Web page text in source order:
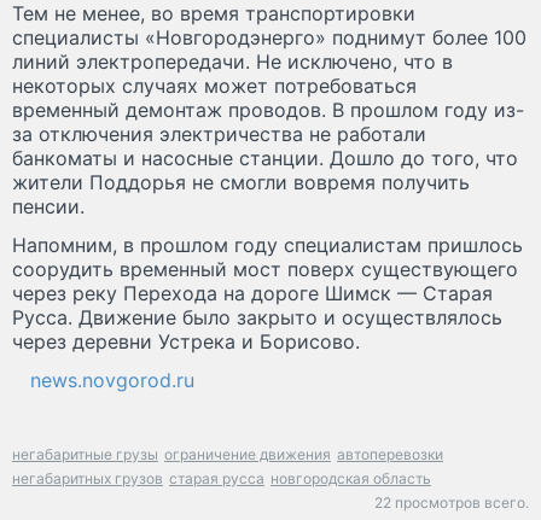
Тем не менее, во время транспортировки
специалисты «Новгородэнерго» поднимут более 100
линий электропередачи. Не исключено, что в
некоторых случаях может потребоваться
временный демонтаж проводов. В прошлом году из-
за отключения электричества не работали
банкоматы и насосные станции. Дошло до того, что
жители Поддорья не смогли вовремя получить
пенсии.
Напомним, в прошлом году специалистам пришлось
соорудить временный мост поверх существующего
через реку Перехода на дороге Шимск — Старая
Русса. Движение было закрыто и осуществлялось
через деревни Устрека и Борисово.
news.novgorod.ru
негабаритные грузы ограничение движения автоперевозки
негабаритных грузов старая русса новгородская область
22 просмотров всего.